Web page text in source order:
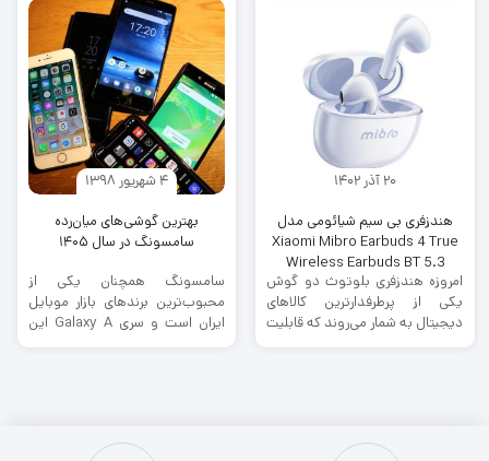
20 آذر 1402
هندزفری بی سیم شیائومی مدل
Xiaomi Mibro Earbuds 4 True
Wireless Earbuds BT 5.3
امروزه هندزفری بلوتوث دو گوش
یکی از پرطرفدارترین کالاهای
دیجیتال به شمار می‌روند که قابلیت
4 شهریور 1398
بهترین گوشی‌های میان‌رده
سامسونگ در سال ۱۴۰۵
سامسونگ همچنان یکی از
محبوب‌ترین برندهای بازار موبایل
ایران است و سری Galaxy A این